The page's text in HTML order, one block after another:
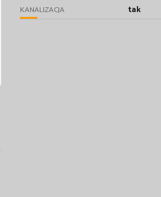
KANALIZACJA tak